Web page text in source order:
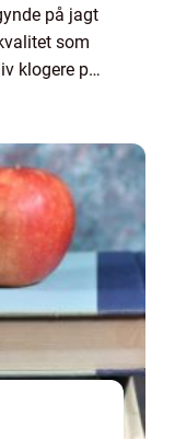
på jagt
som
klogere på,